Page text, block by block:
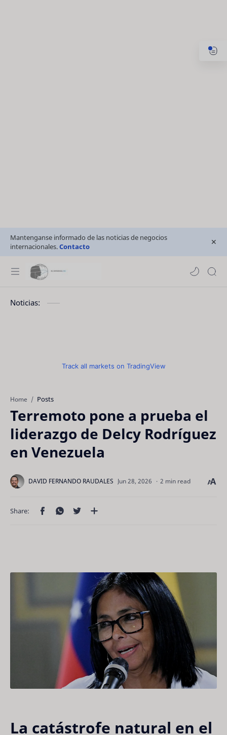
Mantenganse informado de las noticias de negocios
internacionales.Contacto
Noticias:
Track all markets on TradingView
Home Posts
Terremoto pone a prueba el
liderazgo de Delcy Rodríguez
en Venezuela
2 min read
La catástrofe natural en el